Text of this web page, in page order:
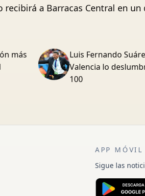
a Barracas Central en un
más
Luis Fernando
Valencia lo
100
APP MÓVIL
Sigue las